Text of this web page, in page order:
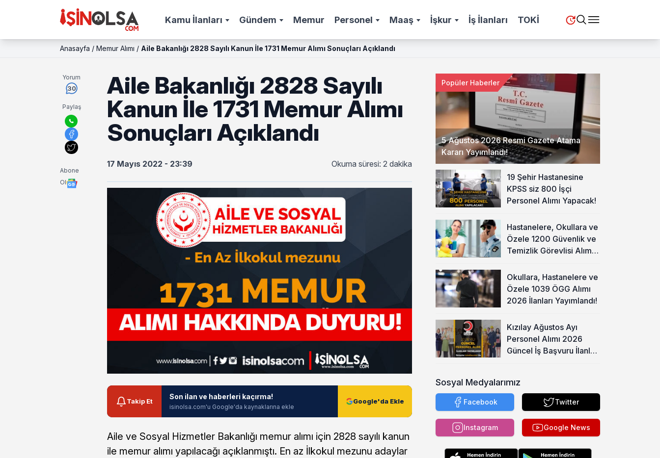
Kamu İlanları Gündem Memur Personel Maaş İşkur İş İlanları TOKİ
Anasayfa / Memur Alımı / Aile Bakanlığı 2828 Sayılı Kanun İle 1731 Memur Alımı Sonuçları Açıklandı
Yorum
30
Paylaş
Abone
Ol
Aile Bakanlığı 2828 Sayılı
Kanun İle 1731 Memur Alımı
Sonuçları Açıklandı
17 Mayıs 2022 - 23:39 Okuma süresi: 2 dakika
Takip Et
Son ilan ve haberleri kaçırma!
isinolsa.com'u Google'da kaynaklarına ekle
Google'da Ekle
Aile ve Sosyal Hizmetler Bakanlığı memur alımı için 2828 sayılı kanun
ile memur alımı yapılacağı açıklanmıştı. En az İlkokul mezunu adaylar
5 Ağustos 2026 Resmi Gazete Atama
Kararı Yayımlandı!
Popüler Haberler
19 Şehir Hastanesine
KPSS siz 800 İşçi
Personel Alımı Yapacak!
Hastanelere, Okullara ve
Özele 1200 Güvenlik ve
Temizlik Görevlisi Alımı
Okullara, Hastanelere ve
Özele 1039 ÖGG Alımı
2026 İlanları Yayımlandı!
Kızılay Ağustos Ayı
Personel Alımı 2026
Güncel İş Başvuru İlanları
Sosyal Medyalarımız
Facebook Twitter
Instagram Google News